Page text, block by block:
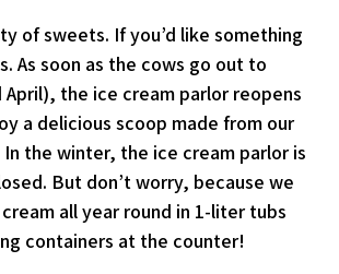
of sweets. If you’d like something
As soon as the cows go out to
April), the ice cream parlor reopens
a delicious scoop made from our
In the winter, the ice cream parlor is
But don’t worry, because we
all year round in 1-liter tubs
containers at the counter!